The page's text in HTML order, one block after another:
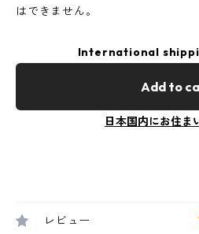
はできません。
International
Add to
日本国内にお住ま
レビュー